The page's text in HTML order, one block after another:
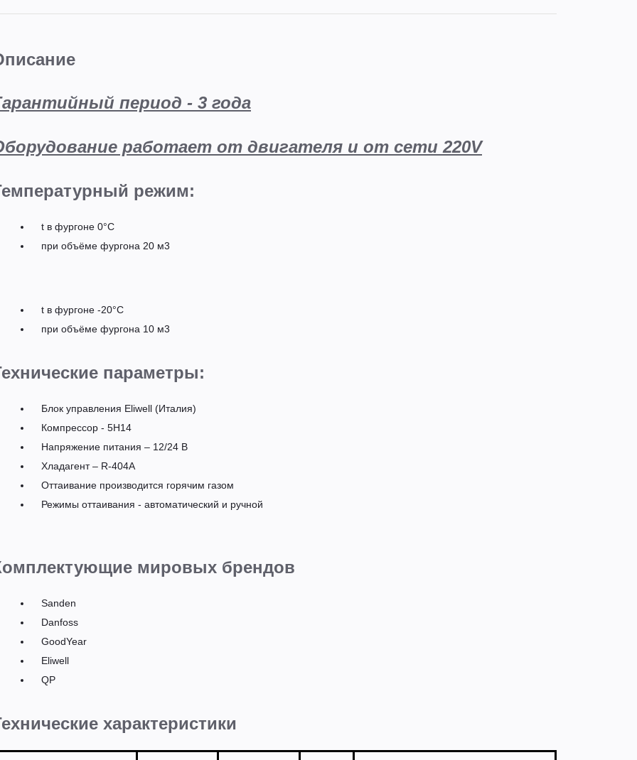
период - 3 года
работает от двигателя и от сети 220V
режим:
t в фургоне 0°C
при объёме фургона 20 м3
t в фургоне -20°C
при объёме фургона 10 м3
параметры:
Блок управления Eliwell (Италия)
Компрессор - 5H14
Напряжение питания – 12/24 В
Хладагент – R-404A
Оттаивание производится горячим газом
Режимы оттаивания - автоматический и ручной
мировых брендов
Sanden
Danfoss
GoodYear
Eliwell
QP
характеристики